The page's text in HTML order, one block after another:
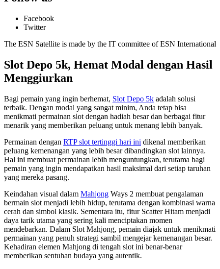
Facebook
Twitter
The ESN Satellite is made by the IT committee of ESN International
Slot Depo 5k, Hemat Modal dengan Hasil
Menggiurkan
Bagi pemain yang ingin berhemat, Slot Depo 5k adalah solusi
terbaik. Dengan modal yang sangat minim, Anda tetap bisa
menikmati permainan slot dengan hadiah besar dan berbagai fitur
menarik yang memberikan peluang untuk menang lebih banyak.
Permainan dengan RTP slot tertinggi hari ini dikenal memberikan
peluang kemenangan yang lebih besar dibandingkan slot lainnya.
Hal ini membuat permainan lebih menguntungkan, terutama bagi
pemain yang ingin mendapatkan hasil maksimal dari setiap taruhan
yang mereka pasang.
Keindahan visual dalam Mahjong Ways 2 membuat pengalaman
bermain slot menjadi lebih hidup, terutama dengan kombinasi warna
cerah dan simbol klasik. Sementara itu, fitur Scatter Hitam menjadi
daya tarik utama yang sering kali menciptakan momen
mendebarkan. Dalam Slot Mahjong, pemain diajak untuk menikmati
permainan yang penuh strategi sambil mengejar kemenangan besar.
Kehadiran elemen Mahjong di tengah slot ini benar-benar
memberikan sentuhan budaya yang autentik.